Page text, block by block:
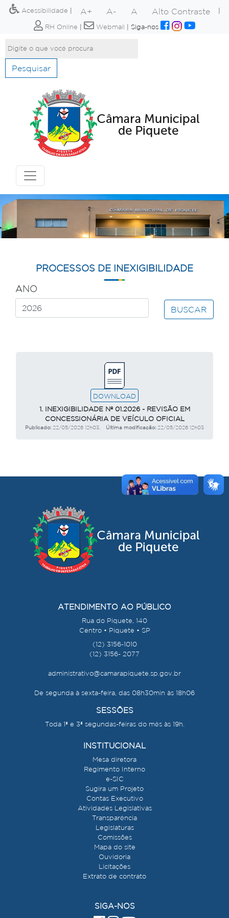
Acessibilidade A+ A- A Alto Contraste
RH Online Webmail Siga-nos
Pesquisar
PROCESSOS DE INEXIGIBILIDADE
ANO
BUSCAR
DOWNLOAD
1. INEXIGIBILIDADE Nº 01.2026 - REVISÃO EM
CONCESSIONÁRIA DE VEÍCULO OFICIAL
Publicado: 22/05/2026 12h03, Última modificação: 22/05/2026 12h03
ATENDIMENTO AO PÚBLICO
Rua do Piquete, 140
Centro • Piquete • SP
(12) 3156-1010
(12) 3156- 2077
administrativo@camarapiquete.sp.gov.br
De segunda à sexta-feira, das 08h30min às 18h06
SESSÕES
Toda 1ª e 3ª segundas-feiras do mês às 19h.
INSTITUCIONAL
Mesa diretora
Regimento Interno
e-SIC
Sugira um Projeto
Contas Executivo
Atividades Legislativas
Transparência
Legislaturas
Comissões
Mapa do site
Ouvidoria
Licitações
Extrato de contrato
SIGA-NOS